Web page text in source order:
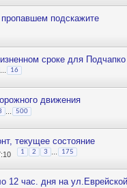
подскажите
сроке для
16
движения
500
текущее состояние
1 2 3 175
12 час. дня на